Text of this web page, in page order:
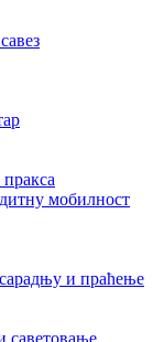
мобилност
и праћење
саветовање